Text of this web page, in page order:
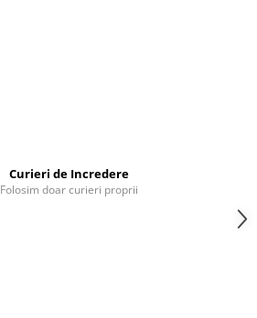
Curieri de Incredere
Folosim doar curieri proprii